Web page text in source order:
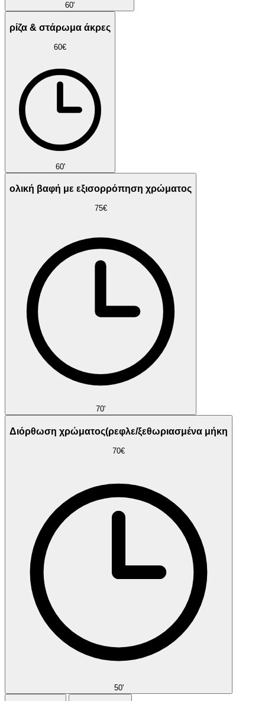
60'
ρίζα & στάρωμα άκρες
60€
60'
ολική βαφή με εξισορρόπηση χρώματος
75€
70'
Διόρθωση χρώματος(ρεφλε/ξεθωριασμένα μήκη
70€
50'